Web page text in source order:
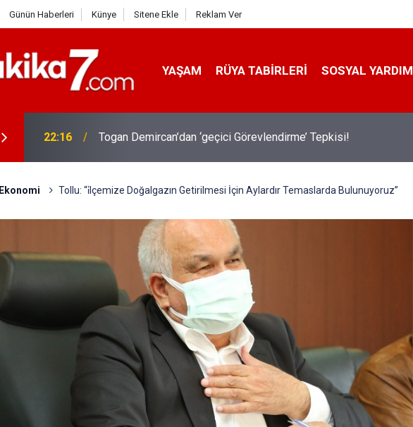
Günün Haberleri Künye Sitene Ekle Reklam Ver
YAŞAM RÜYA TABIRLERI SOSYAL YARDIM
19:32 Sıcak Havalarda Ödem Şikayetini Hafife Almayın!
Ekonomi Tollu: “i̇lçemize Doğalgazın Getirilmesi İçin Aylardır Temaslarda Bulunuyoruz”